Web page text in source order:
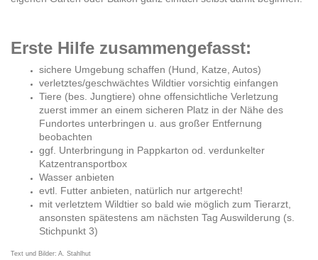
Erste Hilfe zusammengefasst:
sichere Umgebung schaffen (Hund, Katze, Autos)
verletztes/geschwächtes Wildtier vorsichtig einfangen
Tiere (bes. Jungtiere) ohne offensichtliche Verletzung
zuerst immer an einem sicheren Platz in der Nähe des
Fundortes unterbringen u. aus großer Entfernung
beobachten
ggf. Unterbringung in Pappkarton od. verdunkelter
Katzentransportbox
Wasser anbieten
evtl. Futter anbieten, natürlich nur artgerecht!
mit verletztem Wildtier so bald wie möglich zum Tierarzt,
ansonsten spätestens am nächsten Tag Auswilderung (s.
Stichpunkt 3)
Text und Bilder: A. Stahlhut